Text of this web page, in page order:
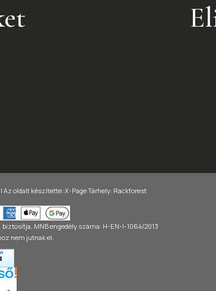
Az oldalt készítette: X-PageTárhely: Rackforest
MNB engedély száma: H-EN-I-1064/2013
nem jutnak el.